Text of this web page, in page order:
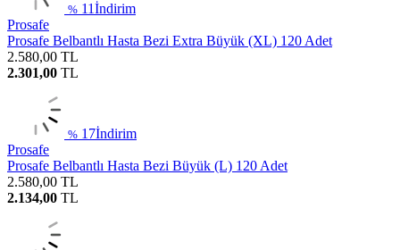
% 11İndirim
Prosafe
Prosafe Belbantlı Hasta Bezi Extra Büyük (XL) 120 Adet
2.580,00 TL
2.301,00 TL
% 17İndirim
Prosafe
Prosafe Belbantlı Hasta Bezi Büyük (L) 120 Adet
2.580,00 TL
2.134,00 TL